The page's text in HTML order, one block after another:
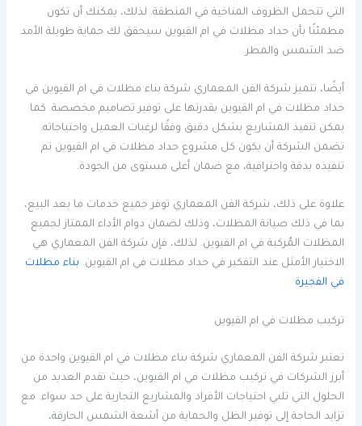
التي تتحمل الظروف المناخية في المنطقة. لذلك، يمكنك أن تكون
مطمئنًا بأن حداد مظلات في ام القيوين سيحقق لك حماية طويلة الأمد
ضد الشمس والمطر.
أيضًا، تتميز شركة الفن المعماري شركة بناء مظلات في ام القيوين في
حداد مظلات في ام القيوين بقدرتها على توفير تصاميم مخصصة. كما
يمكن تنفيذ المشاريع بشكل دقيق وفقًا لرغبات العميل واحتياجاته.
تضمن الشركة أن يكون كل مشروع حداد مظلات في ام القيوين تم
تنفيذه بدقة واحترافية، مع ضمان أعلى مستوى من الجودة.
علاوة على ذلك، شركة الفن المعماري توفر جميع خدمات ما بعد البيع،
بما في ذلك صيانة المظلات، وذلك لضمان دوام الأداء الممتاز لجميع
المظلات المُركبة في ام القيوين. لذلك، فإن شركة الفن المعماري هي
الاختيار الأمثل عند التفكير في حداد مظلات في ام القيوين. بناء مظلات
في الفجيرة
تركيب مظلات في ام القيوين
تعتبر شركة الفن المعماري شركة بناء مظلات في ام القيوين واحدة من
أبرز الشركات في تركيب مظلات في ام القيوين، حيث تقدم العديد من
الحلول التي تلبي احتياجات الأفراد والمشاريع التجارية على حد سواء. مع
تزايد الحاجة إلى توفير الظل والحماية من أشعة الشمس الحارقة،